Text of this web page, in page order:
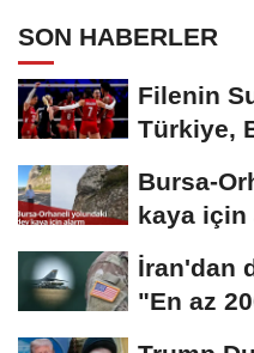
SON HABERLER
Filenin
Türkiye,
Bursa-
kaya için
İran'dan
"En az